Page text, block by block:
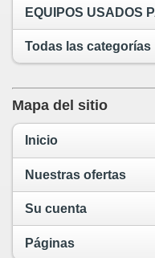
EQUIPOS USADOS
Todas las categorías
Mapa del sitio
Inicio
Nuestras ofertas
Su cuenta
Páginas